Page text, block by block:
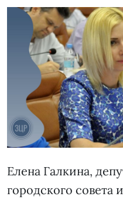
Зображення завантажується
Елена Галкина,
городского совета